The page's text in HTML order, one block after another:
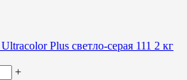
Plus светло-серая 111 2 кг
+